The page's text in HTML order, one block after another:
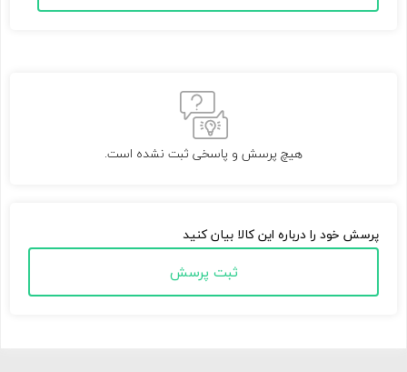
هیچ پرسش و پاسخی ثبت نشده است.
پرسش خود را درباره این کالا بیان کنید
ثبت پرسش